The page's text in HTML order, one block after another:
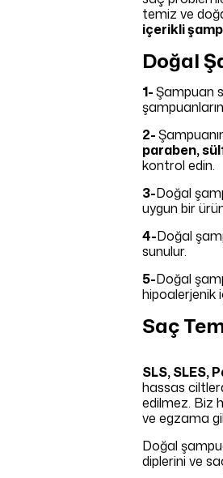
temiz ve
içerikli
Doğal
1-Şampuan
şampuanların
2-
paraben,
kontrol edin.
3-Doğal
uygun bir
4-Doğal
sunulur.
5-Doğal
hipoalerjenik
Saç
SLS, SLES,
hassas
edilmez. Biz
ve egzama
Doğal
diplerini ve